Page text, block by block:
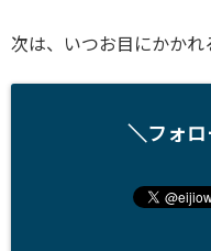
次は、いつお目にかかれ
＼フォ